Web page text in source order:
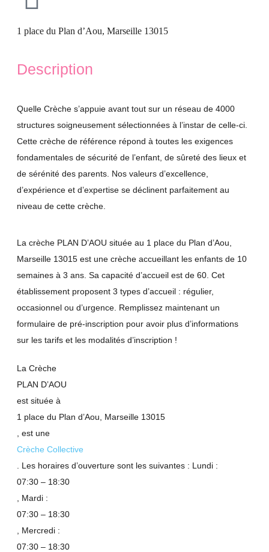
1 place du Plan d’Aou, Marseille 13015
Description
Quelle Crèche s’appuie avant tout sur un réseau de 4000
structures soigneusement sélectionnées à l’instar de celle-ci.
Cette crèche de référence répond à toutes les exigences
fondamentales de sécurité de l’enfant, de sûreté des lieux et
de sérénité des parents. Nos valeurs d’excellence,
d’expérience et d’expertise se déclinent parfaitement au
niveau de cette crèche.
La crèche PLAN D’AOU située au 1 place du Plan d’Aou,
Marseille 13015 est une crèche accueillant les enfants de 10
semaines à 3 ans. Sa capacité d’accueil est de 60. Cet
établissement proposent 3 types d’accueil : régulier,
occasionnel ou d’urgence. Remplissez maintenant un
formulaire de pré-inscription pour avoir plus d’informations
sur les tarifs et les modalités d’inscription !
La Crèche
PLAN D’AOU
est située à
1 place du Plan d’Aou, Marseille 13015
, est une
Crèche Collective
. Les horaires d’ouverture sont les suivantes : Lundi :
07:30 – 18:30
, Mardi :
07:30 – 18:30
, Mercredi :
07:30 – 18:30